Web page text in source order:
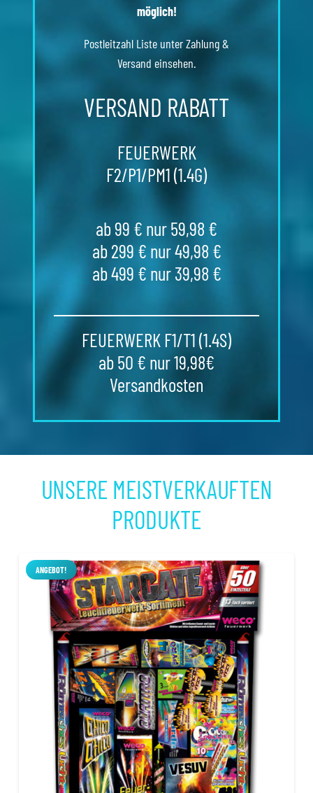
möglich!
Postleitzahl Liste unterZahlung &
Versand einsehen.
VERSAND RABATT
FEUERWERK
F2/P1/PM1 (1.4G)
ab 99 € nur 59,98 €
ab 299 € nur 49,98 €
ab 499 € nur 39,98 €
FEUERWERK F1/T1 (1.4S)
ab 50 € nur 19,98€
Versandkosten
UNSERE MEISTVERKAUFTEN
PRODUKTE
ANGEBOT!